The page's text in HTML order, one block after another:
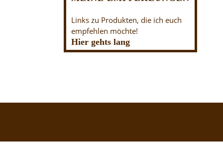
Links zu Produkten, die ich euch
empfehlen möchte!
Hier gehts lang